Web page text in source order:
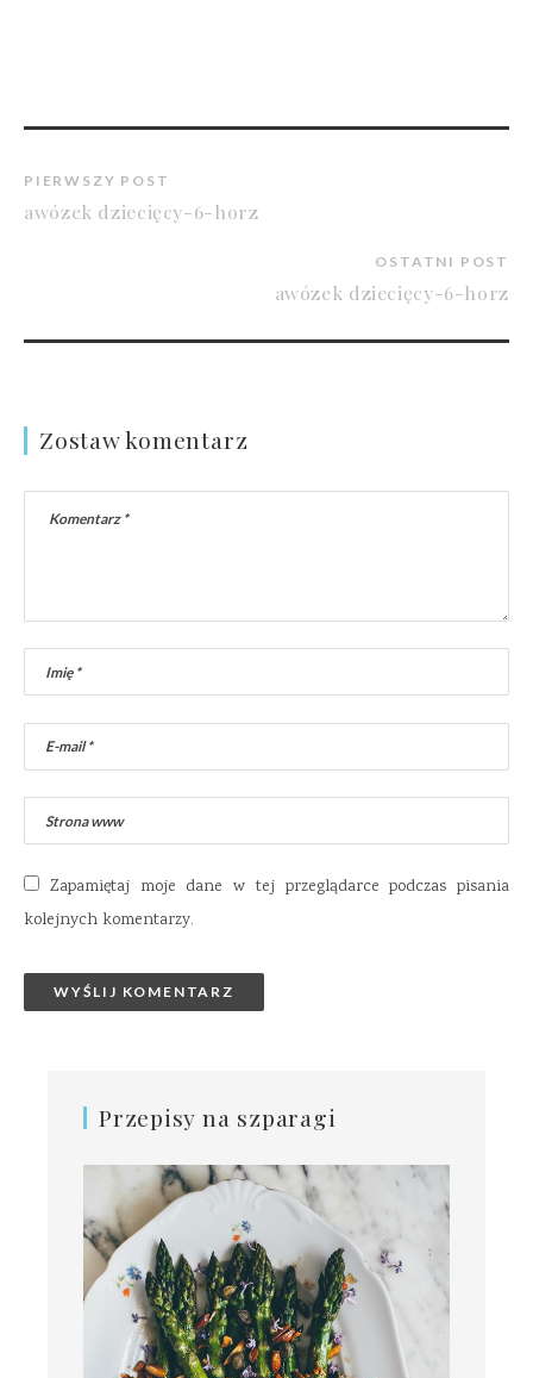
PIERWSZY POST
awózek dziecięcy-6-horz
OSTATNI POST
awózek dziecięcy-6-horz
Zostaw komentarz
Zapamiętaj moje dane w tej przeglądarce podczas pisania
kolejnych komentarzy.
Przepisy na szparagi